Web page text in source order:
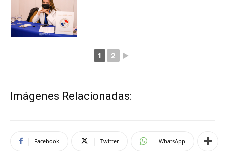
1 2 ►
Imágenes Relacionadas:
Facebook Twitter WhatsApp